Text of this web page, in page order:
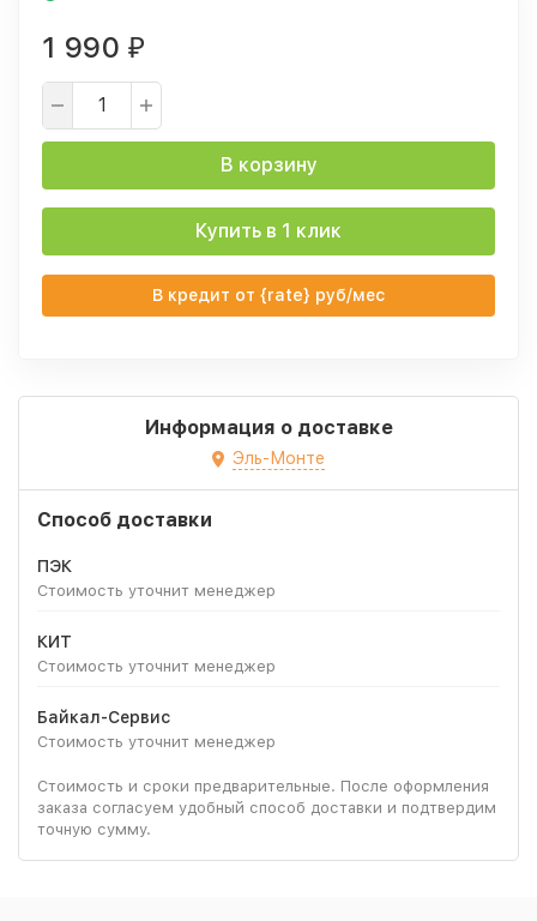
1 990 ₽
В корзину
Купить в 1 клик
В кредит от {rate} руб/мес
Информация о доставке
Эль-Монте
Способ доставки
ПЭК
Стоимость уточнит менеджер
КИТ
Стоимость уточнит менеджер
Байкал-Сервис
Стоимость уточнит менеджер
Стоимость и сроки предварительные. После оформления
заказа согласуем удобный способ доставки и подтвердим
точную сумму.